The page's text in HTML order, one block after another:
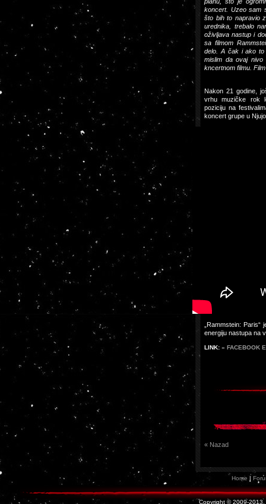
koncert. Uzeo sam
što bih to napravio
urednika, trebalo
oživljava nastup i
sa filmom
delo. A čak i ako to
mislim da ovaj nivo
kncertnom filmu.
Nakon 21 godine,
vrhu muzičke rok
poziciju na
koncert grupe u
„Rammstein:
energiju nastupa na
LINK: » FACEBOOK
« Nazad
Home |
Copyright © 2009-2013.